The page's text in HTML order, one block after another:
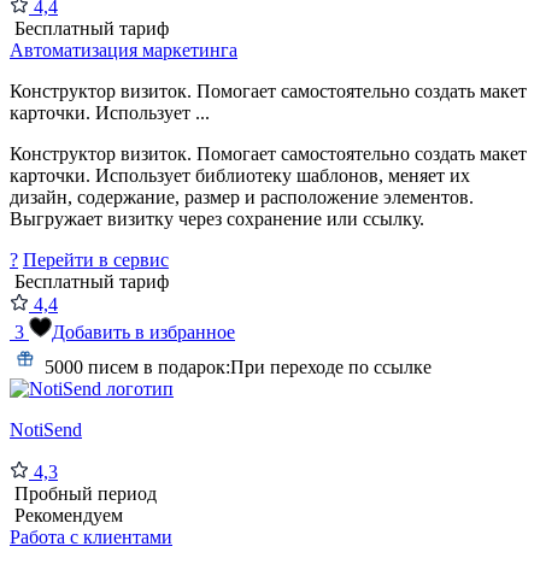
4,4
Бесплатный тариф
Автоматизация маркетинга
Конструктор визиток. Помогает самостоятельно создать макет
карточки. Использует ...
Конструктор визиток. Помогает самостоятельно создать макет
карточки. Использует библиотеку шаблонов, меняет их
дизайн, содержание, размер и расположение элементов.
Выгружает визитку через сохранение или ссылку.
? Перейти в сервис
Бесплатный тариф
4,4
3
Добавить в избранное
5000 писем в подарок:При переходе по ссылке
NotiSend
4,3
Пробный период
Рекомендуем
Работа с клиентами